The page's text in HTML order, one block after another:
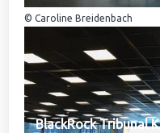
© Caroline Breidenbach
BlackRock Tribunal